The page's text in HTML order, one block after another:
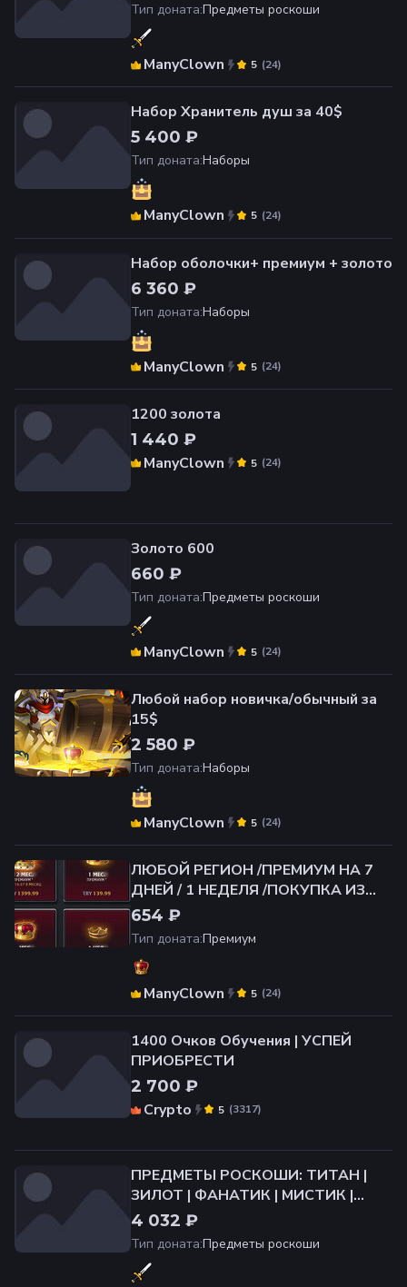
Тип доната:Предметы роскоши
ManyClown (24)
5
Набор Хранитель душ за 40$
5 400 ₽
Тип доната:Наборы
ManyClown (24)
5
Набор оболочки+ премиум + золото
6 360 ₽
Тип доната:Наборы
ManyClown (24)
5
1200 золота
1 440 ₽
ManyClown
(24)
5
Золото 600
660 ₽
Тип доната:Предметы роскоши
ManyClown (24)
5
Любой набор новичка/обычный за
15$
2 580 ₽
Тип доната:Наборы
ManyClown (24)
5
️ЛЮБОЙ РЕГИОН️ /ПРЕМИУМ НА 7
ДНЕЙ / 1 НЕДЕЛЯ️ /ПОКУПКА ИЗ
МАГАЗИНА️/ БЫСТРАЯ ВЫДАЧА
654 ₽
Тип доната:Премиум
ManyClown (24)
5
1400 Очков Обучения | УСПЕЙ
ПРИОБРЕСТИ
2 700 ₽
Crypto
(3317)
5
ПРЕДМЕТЫ РОСКОШИ: ТИТАН |
ЗИЛОТ | ФАНАТИК | МИСТИК |
АССАСИН | СЛЕДОПЫТ | АЛХИМИК
-- УСПЕЙ ПРИОБРЕСТИ
4 032 ₽
Тип доната:Предметы роскоши